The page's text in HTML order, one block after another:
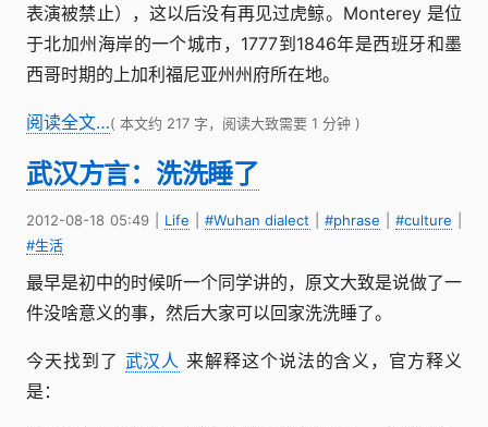
表演被禁止），这以后没有再见过虎鲸。Monterey 是位
于北加州海岸的一个城市，1777到1846年是西班牙和墨
西哥时期的上加利福尼亚州州府所在地。
阅读全文…( 本文约 217 字，阅读大致需要 1 分钟 )
武汉方言：洗洗睡了
2012-08-18 05:49| Life #Wuhan dialect |#phrase |#culture
#生活
最早是初中的时候听一个同学讲的，原文大致是说做了一
件没啥意义的事，然后大家可以回家洗洗睡了。
今天找到了 武汉人 来解释这个说法的含义，官方释义
是：